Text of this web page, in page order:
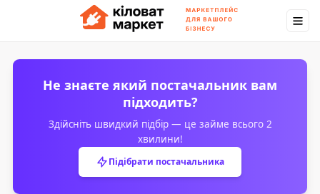
Не знаєте який постачальник вам
підходить?
Здійсніть швидкий підбір — це займе всього 2
хвилини!
Підібрати постачальника